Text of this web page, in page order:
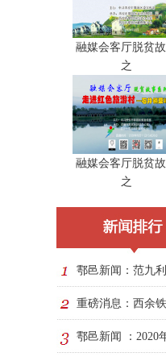
融媒会客厅脱贫
之
融媒会客厅脱贫
之
鄠邑新闻：范九
重磅消息：西余
鄠邑新闻 ：2020